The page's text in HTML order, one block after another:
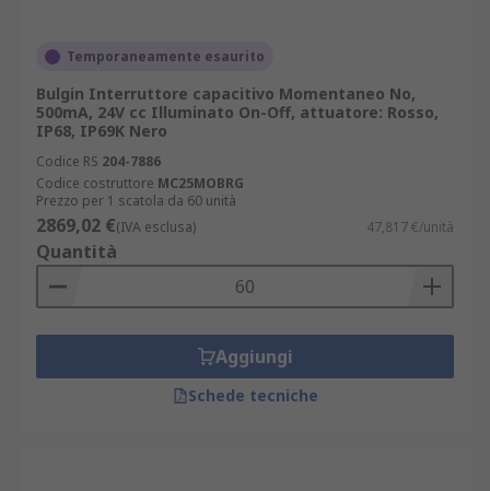
Temporaneamente esaurito
Bulgin Interruttore capacitivo Momentaneo No,
500mA, 24V cc Illuminato On-Off, attuatore: Rosso,
IP68, IP69K Nero
Codice RS 204-7886
Codice costruttore MC25MOBRG
Prezzo per 1 scatola da 60 unità
2869,02 €(IVA esclusa) 47,817 €/unità
Quantità
Aggiungi
Schede tecniche